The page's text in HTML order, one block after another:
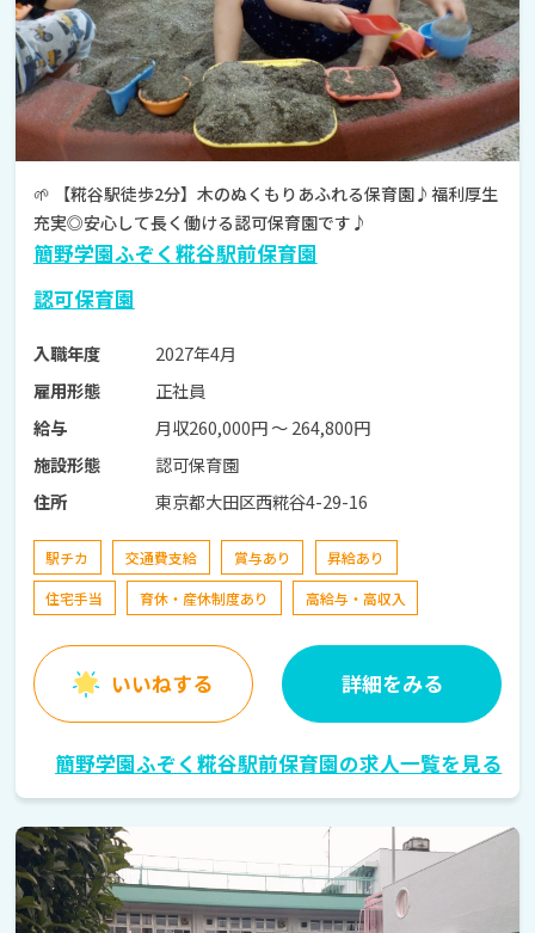
🌱 【糀谷駅徒歩2分】木のぬくもりあふれる保育園♪福利厚生
充実◎安心して長く働ける認可保育園です♪
簡野学園ふぞく糀谷駅前保育園
認可保育園
入職年度
2027年4月
雇用形態
正社員
給与
月収260,000円 〜 264,800円
施設形態
認可保育園
住所
東京都大田区西糀谷4-29-16
駅チカ 交通費支給 賞与あり
昇給あり
住宅手当
育休・産休制度あり 高給与・高収入
いいねする 詳細をみる
簡野学園ふぞく糀谷駅前保育園の求人一覧を見る